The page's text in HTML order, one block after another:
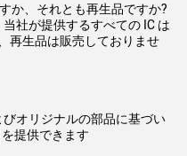
か、それとも再生品ですか?
社が提供するすべての IC は
再生品は販売しておりませ
オリジナルの部品に基づい
提供できます